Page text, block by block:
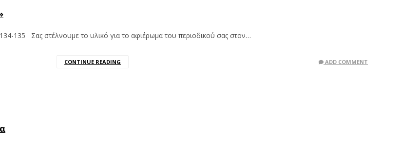
135 Σας στέλνουμε το υλικό για το αφιέρωμα του περιοδικού σας στον…
CONTINUE READING ADD COMMENT